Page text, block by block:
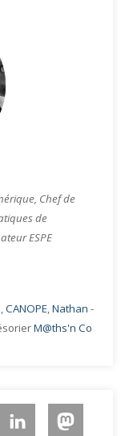
Chef de
de
ESPE
,CANOPE,Nathan -
M@ths'n Co